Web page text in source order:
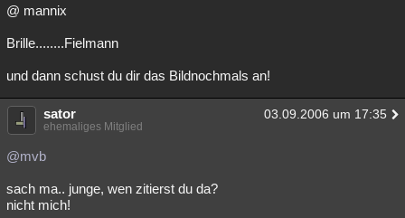
@ mannix
Brille........Fielmann
und dann schust du dir das Bildnochmals an!
sator 03.09.2006 um 17:35
ehemaliges Mitglied
@mvb
sach ma.. junge, wen zitierst du da?
nicht mich!